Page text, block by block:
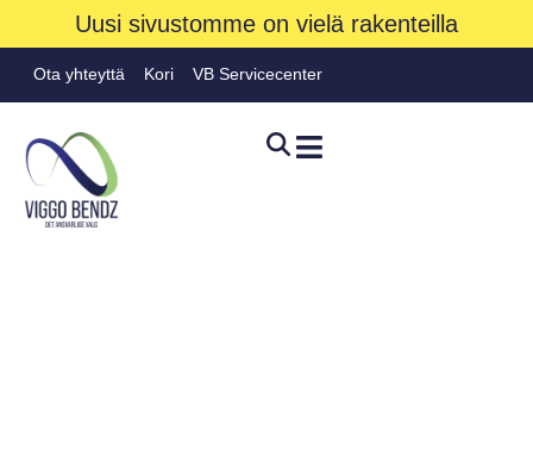
Uusi sivustomme on vielä rakenteilla
Ota yhteyttä Kori VB Servicecenter